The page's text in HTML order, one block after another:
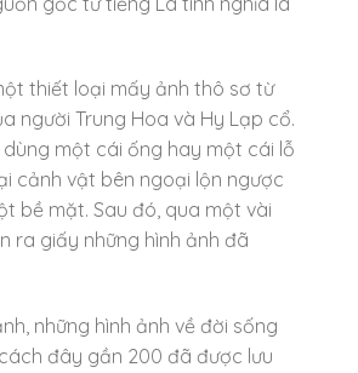
thiết loại mấy ảnh thô sơ từ
người Trung Hoa và Hy Lạp cổ.
một cái ống hay một cái lỗ
cảnh vật bên ngoại lộn ngược
bề mặt. Sau đó, qua một vài
ra giấy những hình ảnh đã
những hình ảnh về đời sống
đây gần 200 đã được lưu